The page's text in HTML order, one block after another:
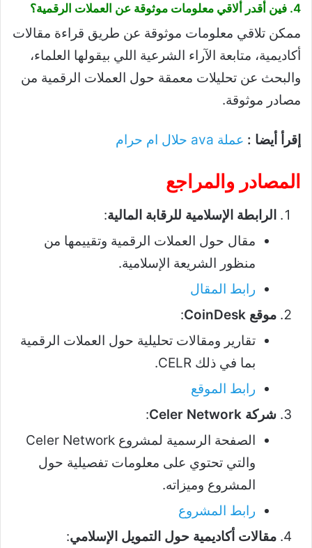
4. فين أقدر ألاقي معلومات موثوقة عن العملات الرقمية؟
ممكن تلاقي معلومات موثوقة عن طريق قراءة مقالات
أكاديمية، متابعة الآراء الشرعية اللي بيقولها العلماء،
والبحث عن تحليلات معمقة حول العملات الرقمية من
مصادر موثوقة.
إقرأ أيضا : عملة ava حلال ام حرام
المصادر والمراجع
الرابطة الإسلامية للرقابة المالية:
مقال حول العملات الرقمية وتقييمها من
منظور الشريعة الإسلامية.
رابط المقال
موقع CoinDesk
:
تقارير ومقالات تحليلية حول العملات الرقمية
بما في ذلك CELR.
رابط الموقع
شركة Celer Network
:
الصفحة الرسمية لمشروع Celer Network
والتي تحتوي على معلومات تفصيلية حول
المشروع وميزاته.
رابط المشروع
مقالات أكاديمية حول التمويل الإسلامي: